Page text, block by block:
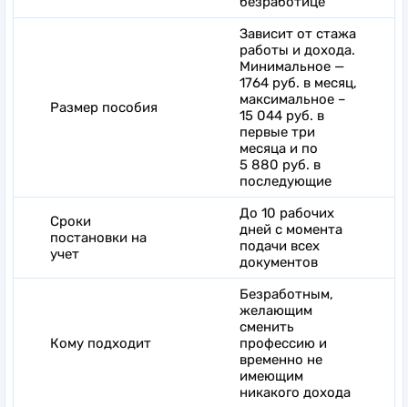
безработице
Размер пособия
Зависит от стажа
работы и дохода.
Минимальное —
1764 руб. в месяц,
максимальное –
15 044 руб. в
первые три
месяца и по
5 880 руб. в
последующие
Сроки
постановки на
учет
До 10 рабочих
дней с момента
подачи всех
документов
Кому подходит
Безработным,
желающим
сменить
профессию и
временно не
имеющим
никакого дохода